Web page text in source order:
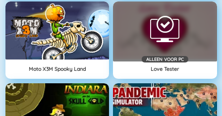
Moto X3M Spooky Land
ALLEEN VOOR PC
Love Tester